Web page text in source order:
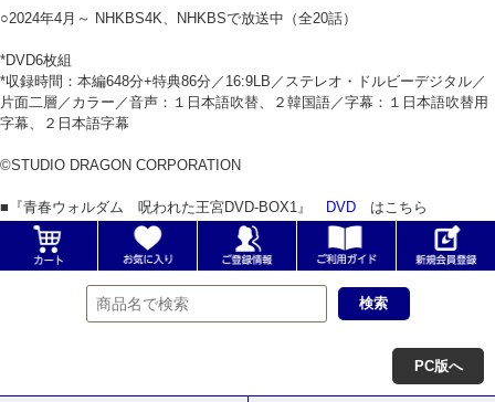
○2024年4月～ NHKBS4K、NHKBSで放送中（全20話）
*DVD6枚組
*収録時間：本編648分+特典86分／16:9LB／ステレオ・ドルビーデジタル／
片面二層／カラー／音声：１日本語吹替、２韓国語／字幕：１日本語吹替用
字幕、２日本語字幕
©STUDIO DRAGON CORPORATION
■『青春ウォルダム 呪われた王宮DVD-BOX1』 DVD はこちら
PC版へ